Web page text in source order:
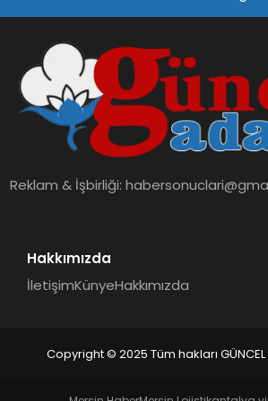
TEKNOLOJI
Reklam & İşbirliği:
Hakkımızda
İletişimKünyeHakkımızda
Copyright © 2025 Tüm hakları GÜNCEL